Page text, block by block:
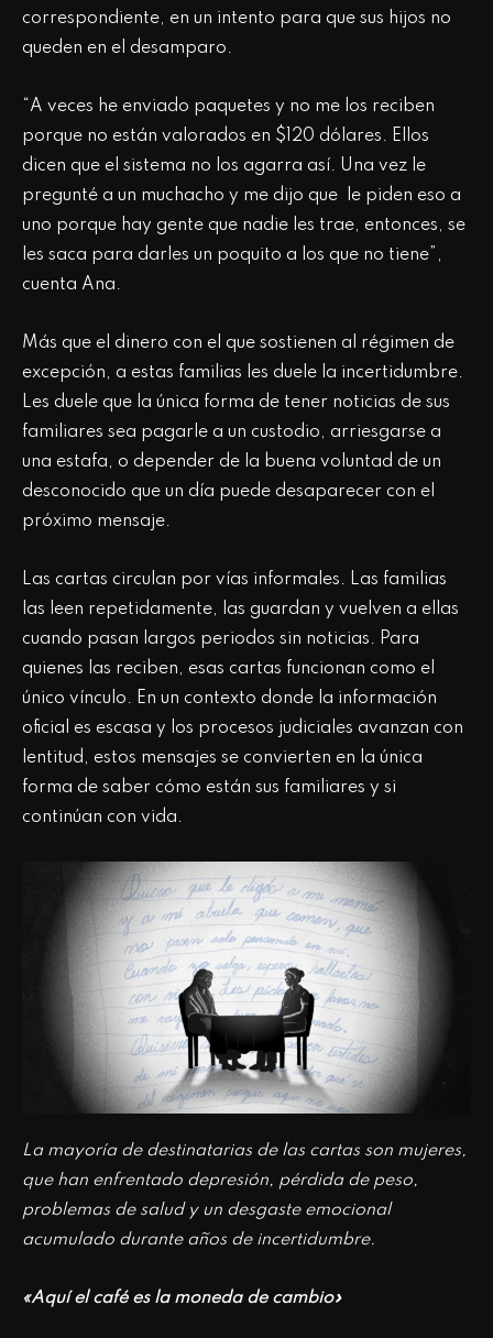
correspondiente, en un intento para que sus hijos no
queden en el desamparo.
“A veces he enviado paquetes y no me los reciben
porque no están valorados en $120 dólares. Ellos
dicen que el sistema no los agarra así. Una vez le
pregunté a un muchacho y me dijo que le piden eso a
uno porque hay gente que nadie les trae, entonces, se
les saca para darles un poquito a los que no tiene”,
cuenta Ana.
Más que el dinero con el que sostienen al régimen de
excepción, a estas familias les duele la incertidumbre.
Les duele que la única forma de tener noticias de sus
familiares sea pagarle a un custodio, arriesgarse a
una estafa, o depender de la buena voluntad de un
desconocido que un día puede desaparecer con el
próximo mensaje.
Las cartas circulan por vías informales. Las familias
las leen repetidamente, las guardan y vuelven a ellas
cuando pasan largos periodos sin noticias. Para
quienes las reciben, esas cartas funcionan como el
único vínculo. En un contexto donde la información
oficial es escasa y los procesos judiciales avanzan con
lentitud, estos mensajes se convierten en la única
forma de saber cómo están sus familiares y si
continúan con vida.
La mayoría de destinatarias de las cartas son mujeres,
que han enfrentado depresión, pérdida de peso,
problemas de salud y un desgaste emocional
acumulado durante años de incertidumbre.
«Aquí el café es la moneda de cambio»